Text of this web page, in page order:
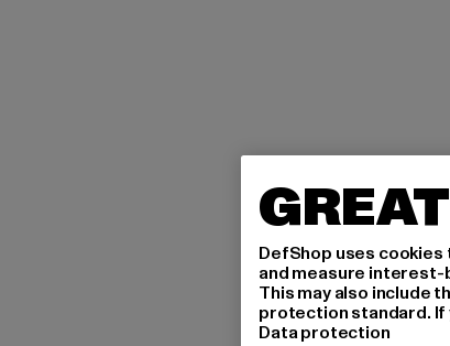
DefShop uses
and measure interest-
This may also include
protection standard. If
Data protection